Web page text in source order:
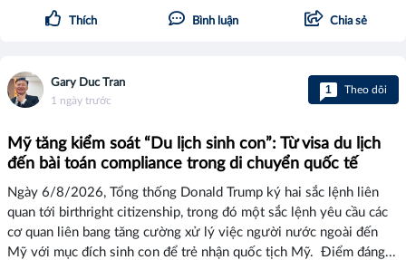
Thích Bình luận Chia sẻ
Gary Duc Tran
1 ngày trước
1 Theo dõi
Mỹ tăng kiểm soát “Du lịch sinh con”: Từ visa du lịch
đến bài toán compliance trong di chuyển quốc tế
Ngày 6/8/2026, Tổng thống Donald Trump ký hai sắc lệnh liên
quan tới birthright citizenship, trong đó một sắc lệnh yêu cầu các
cơ quan liên bang tăng cường xử lý việc người nước ngoài đến
Mỹ với mục đích sinh con để trẻ nhận quốc tịch Mỹ. Điểm đáng...